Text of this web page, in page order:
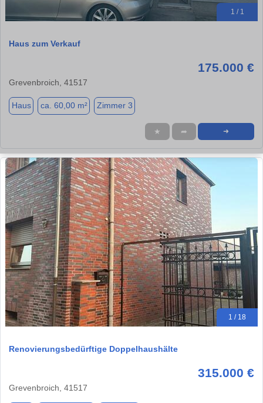
1 / 1
Haus zum Verkauf
175.000 €
Grevenbroich, 41517
Haus ca. 60,00 m² Zimmer 3
★ ➦ ➜
1 / 18
Renovierungsbedürftige Doppelhaushälte
315.000 €
Grevenbroich, 41517